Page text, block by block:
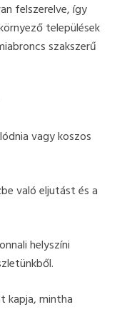
felszerelve, így
települések
szakszerű
vagy koszos
való eljutást és a
helyszíni
kapja, mintha